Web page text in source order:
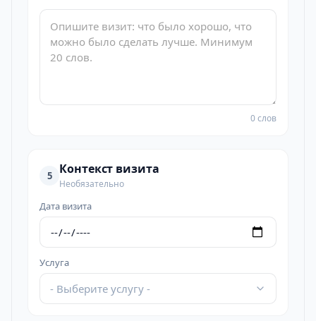
0 слов
5 Контекст визита
Необязательно
Дата визита
Услуга
- Выберите услугу -